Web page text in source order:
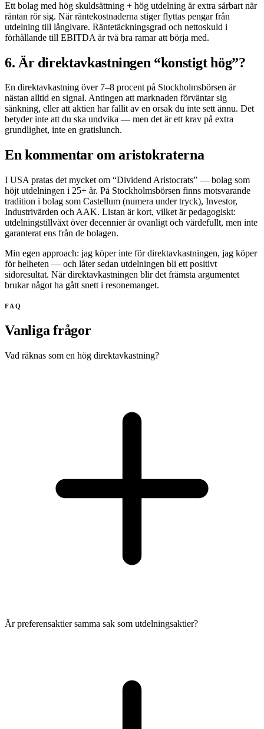
Ett bolag med hög skuldsättning + hög utdelning är extra sårbart när
räntan rör sig. När räntekostnaderna stiger flyttas pengar från
utdelning till långivare. Räntetäckningsgrad och nettoskuld i
förhållande till EBITDA är två bra ramar att börja med.
6. Är direktavkastningen “konstigt hög”?
En direktavkastning över 7–8 procent på Stockholmsbörsen är
nästan alltid en signal. Antingen att marknaden förväntar sig
sänkning, eller att aktien har fallit av en orsak du inte sett ännu. Det
betyder inte att du ska undvika — men det är ett krav på extra
grundlighet, inte en gratislunch.
En kommentar om aristokraterna
I USA pratas det mycket om “Dividend Aristocrats” — bolag som
höjt utdelningen i 25+ år. På Stockholmsbörsen finns motsvarande
tradition i bolag som Castellum (numera under tryck), Investor,
Industrivärden och AAK. Listan är kort, vilket är pedagogiskt:
utdelningstillväxt över decennier är ovanligt och värdefullt, men inte
garanterat ens från de bolagen.
Min egen approach: jag köper inte för direktavkastningen, jag köper
för helheten — och låter sedan utdelningen bli ett positivt
sidoresultat. När direktavkastningen blir det främsta argumentet
brukar något ha gått snett i resonemanget.
FAQ
Vanliga frågor
Vad räknas som en hög direktavkastning?
Är preferensaktier samma sak som utdelningsaktier?